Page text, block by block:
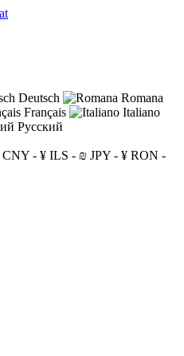
Deutsch
Romana
Français
Italiano
Русский
CNY - ¥ ILS - ₪ JPY - ¥ RON -